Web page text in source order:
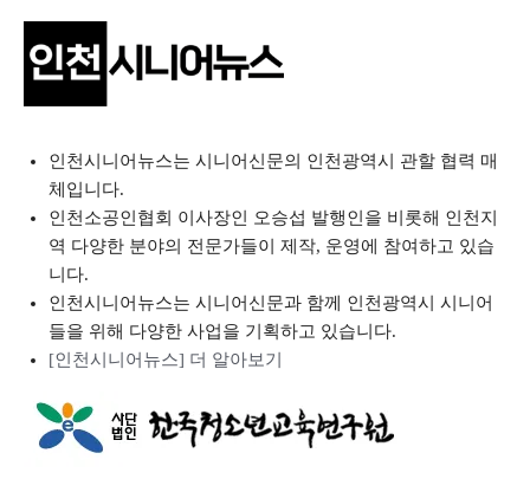
인천시니어뉴스는 시니어신문의 인천광역시 관할 협력 매
체입니다.
인천소공인협회 이사장인 오승섭 발행인을 비롯해 인천지
역 다양한 분야의 전문가들이 제작, 운영에 참여하고 있습
니다.
인천시니어뉴스는 시니어신문과 함께 인천광역시 시니어
들을 위해 다양한 사업을 기획하고 있습니다.
[인천시니어뉴스] 더 알아보기